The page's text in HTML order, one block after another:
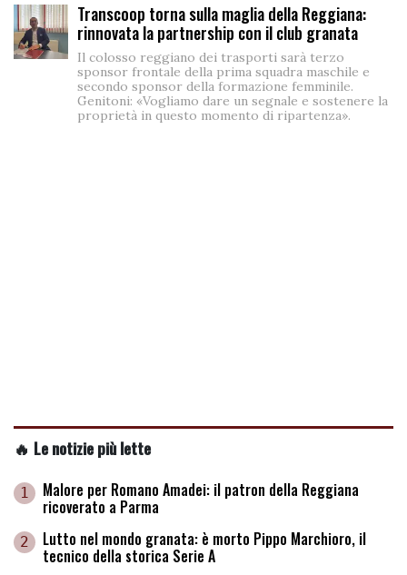
Transcoop torna sulla maglia della Reggiana:
rinnovata la partnership con il club granata
Il colosso reggiano dei trasporti sarà terzo
sponsor frontale della prima squadra maschile e
secondo sponsor della formazione femminile.
Genitoni: «Vogliamo dare un segnale e sostenere la
proprietà in questo momento di ripartenza».
🔥 Le notizie più lette
1 Malore per Romano Amadei: il patron della Reggiana
ricoverato a Parma
2 Lutto nel mondo granata: è morto Pippo Marchioro, il
tecnico della storica Serie A